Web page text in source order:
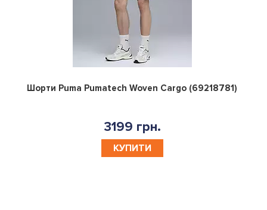
0
Шорти Puma Pumatech Woven Cargo (69218781)
3199 грн.
КУПИТИ